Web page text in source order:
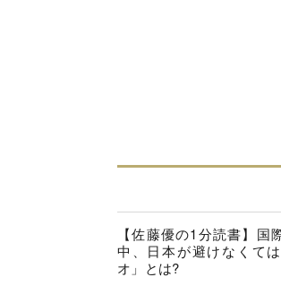
【佐藤優の1分読書】国
中、日本が避けなくて
オ」とは?